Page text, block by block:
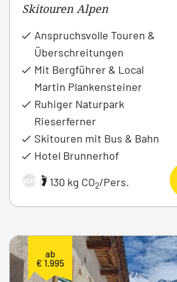
Skitouren Alpen
Anspruchsvolle Touren &
Überschreitungen
Mit Bergführer & Local
Martin Plankensteiner
Ruhiger Naturpark
Rieserferner
Skitouren mit Bus & Bahn
Hotel Brunnerhof
ARCHIV | 130 kg CO2/Pers.
ab
€ 1.995